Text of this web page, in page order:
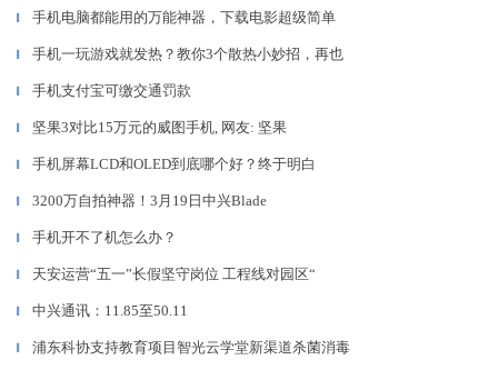
▎ 手机电脑都能用的万能神器，下载电影超级简单
▎ 手机一玩游戏就发热？教你3个散热小妙招，再也
▎ 手机支付宝可缴交通罚款
▎ 坚果3对比15万元的威图手机, 网友: 坚果
▎ 手机屏幕LCD和OLED到底哪个好？终于明白
▎ 3200万自拍神器！3月19日中兴Blade
▎ 手机开不了机怎么办？
▎ 天安运营“五一”长假坚守岗位 工程线对园区“
▎ 中兴通讯：11.85至50.11
▎ 浦东科协支持教育项目智光云学堂新渠道杀菌消毒